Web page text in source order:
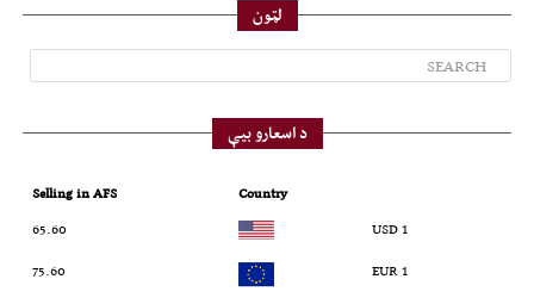
لټون
د اسعارو بیې
Country
Selling in AFS
1 USD
65.60
1 EUR
75.60